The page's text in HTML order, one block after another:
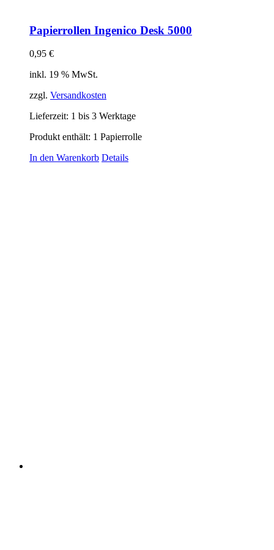
Papierrollen Ingenico Desk 5000
0,95 €
inkl. 19 % MwSt.
zzgl. Versandkosten
Lieferzeit: 1 bis 3 Werktage
Produkt enthält: 1 Papierrolle
In den Warenkorb Details